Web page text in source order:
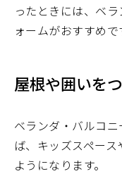
ったときには、ベ
ォームがおすすめで
屋根や囲いを
ベランダ・バルコ
ば、キッズスペー
ようになります。